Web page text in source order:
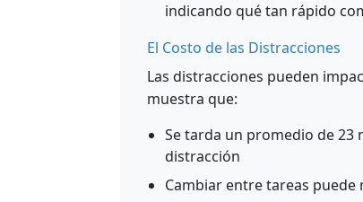
indicando qué tan rápido
El Costo de las Distracciones
Las distracciones pueden
muestra que:
Se tarda un promedio de
distracción
Cambiar entre tareas